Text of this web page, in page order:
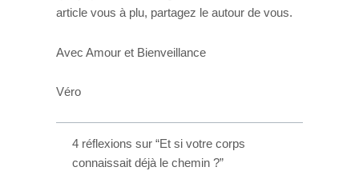
article vous à plu, partagez le autour de vous.
Avec Amour et Bienveillance
Véro
4 réflexions sur “Et si votre corps
connaissait déjà le chemin ?”